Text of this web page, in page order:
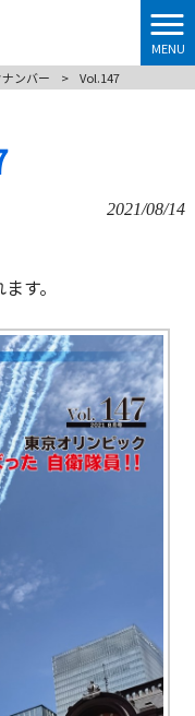
MENU
ンバー > Vol.147
2021/08/14
す。